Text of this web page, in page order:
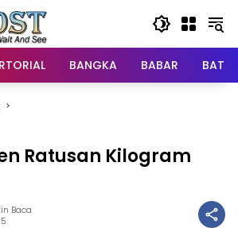
BANGKA BABAR
Ratusan Kilogram
Baca